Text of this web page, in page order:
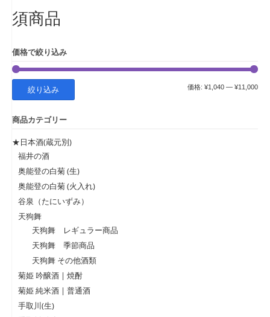
須商品
価格で絞り込み
最
最
絞り込み 価格: ¥1,040 — ¥11,000
商品カテゴリー
★日本酒(蔵元別)
福井の酒
奥能登の白菊 (生)
奥能登の白菊 (火入れ)
谷泉（たにいずみ）
天狗舞
天狗舞 レギュラー商品
天狗舞 季節商品
天狗舞 その他酒類
菊姫 吟醸酒 | 焼酎
菊姫 純米酒 | 普通酒
手取川(生)